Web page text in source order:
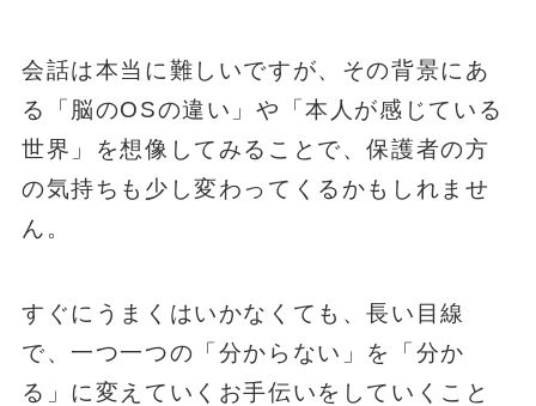
会話は本当に難しいですが、その背景にあ
る「脳のOSの違い」や「本人が感じている
世界」を想像してみることで、保護者の方
の気持ちも少し変わってくるかもしれませ
ん。
すぐにうまくはいかなくても、長い目線
で、一つ一つの「分からない」を「分か
る」に変えていくお手伝いをしていくこと